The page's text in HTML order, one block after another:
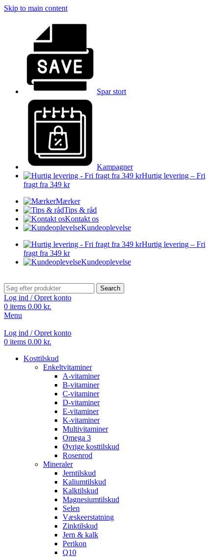
Skip to main content
Spar stort
Kampagner
Hurtig levering – Fri
fragt fra 349 kr
Mærker
Tips & råd
Kontakt os
Kundeoplevelse
Hurtig levering – Fri
fragt fra 349 kr
Kundeoplevelse
Search
Log ind / Opret konto
0 items 0.00 kr.
Menu
Log ind / Opret konto
0 items 0.00 kr.
Kosttilskud
Enkeltvitaminer
A-vitaminer
B-vitaminer
C-vitaminer
D-vitaminer
E-vitaminer
K-vitaminer
Multivitaminer
Omega 3
Øvrige kosttilskud
Rosenrod
Mineraler
Jerntilskud
Kaliumtilskud
Kalktilskud
Magnesiumtilskud
Selen
Væskeerstatning
Zinktilskud
Jern & kalk
Perikon
Q10